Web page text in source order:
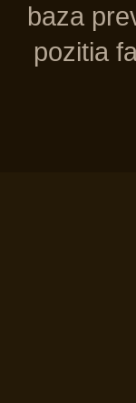
baza
pozitia